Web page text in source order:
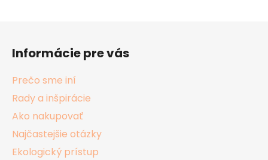
Informácie pre vás
Prečo sme iní
Rady a inšpirácie
Ako nakupovať
Najčastejšie otázky
Ekologický prístup